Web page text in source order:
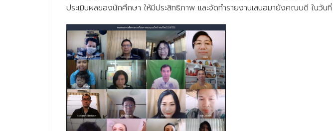
ประเมินผลของนักศึกษา ให้มีประสิทธิภาพ และจัดทำรายงานเสนอมายังคณบดี ในวัน